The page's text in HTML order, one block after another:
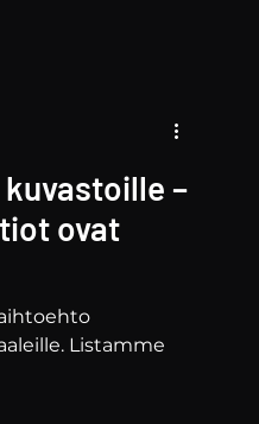
–
ovat
Listamme